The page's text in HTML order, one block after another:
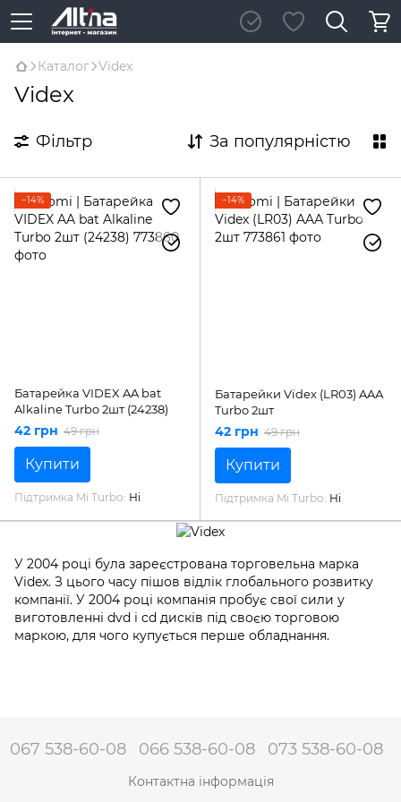
Каталог Videx
Videx
Фільтр За популярністю
−14%
Батарейка VIDEX AA bat
Alkaline Turbo 2шт (24238)
42 грн 49 грн
Купити
Підтримка Mi Turbo Ні
−14%
Батарейки Videx (LR03) AAА
Turbo 2шт
42 грн 49 грн
Купити
Підтримка Mi Turbo Ні
У 2004 році була зареєстрована торговельна марка
Videx. З цього часу пішов відлік глобального розвитку
компанії. У 2004 році компанія пробує свої сили у
виготовленні dvd і cd дисків під своєю торговою
маркою, для чого купується перше обладнання.
067 538-60-08 066 538-60-08 073 538-60-08
Контактна інформація